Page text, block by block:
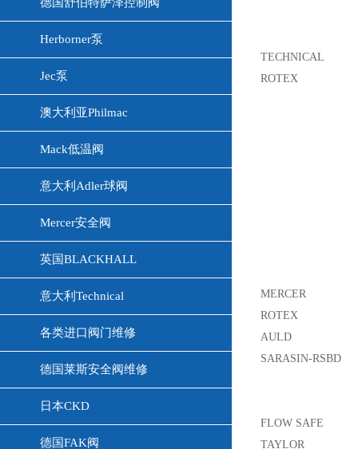
Herborner泵
Jec泵
澳大利亚Philmac
Mack低温阀
意大利Adler球阀
Mercer安全阀
英国BLACKHALL
意大利Technical
各类进口阀门维修
德国莱斯安全阀维修
日本CKD
德国FAK阀
TECHNICAL
ROTEX
MERCER
ROTEX
AULD
SARASIN-RSBD
FLOW SAFE
TAYLOR